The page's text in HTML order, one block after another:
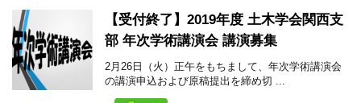
【受付終了】2019年度 土木学会関西支
部 年次学術講演会 講演募集
2月26日（火）正午をもちまして、年次学術講演会
の講演申込および原稿提出を締め切 ...